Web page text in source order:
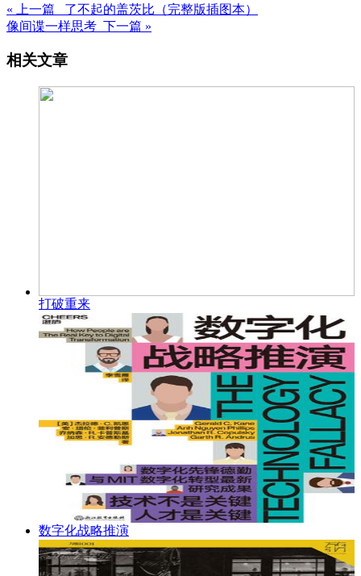
« 上一篇 了不起的盖茨比（完整版插图本）
像间谍一样思考 下一篇 »
相关文章
打破重来
数字化战略推演